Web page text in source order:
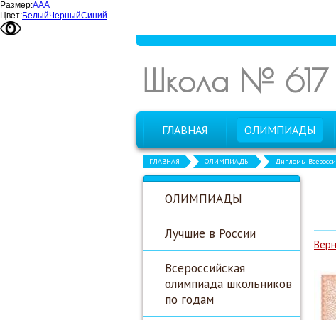
Размер:ААА
Цвет:БелыйЧерныйСиний
Школа № 617
ГЛАВНАЯ ОЛИМПИАДЫ
ГЛАВНАЯ ОЛИМПИАДЫ Дипломы
ОЛИМПИАДЫ
Лучшие в России
Всероссийская
олимпиада школьников
по годам